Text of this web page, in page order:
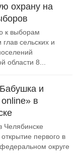
охрану на
к выборам
глав сельских и
области 8...
и
в
Челябинске
первого в
округе